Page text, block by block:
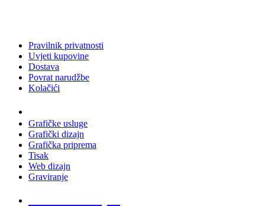
Pravilnik privatnosti
Uvjeti kupovine
Dostava
Povrat narudžbe
Kolačići
Grafičke usluge
Grafički dizajn
Grafička priprema
Tisak
Web dizajn
Graviranje